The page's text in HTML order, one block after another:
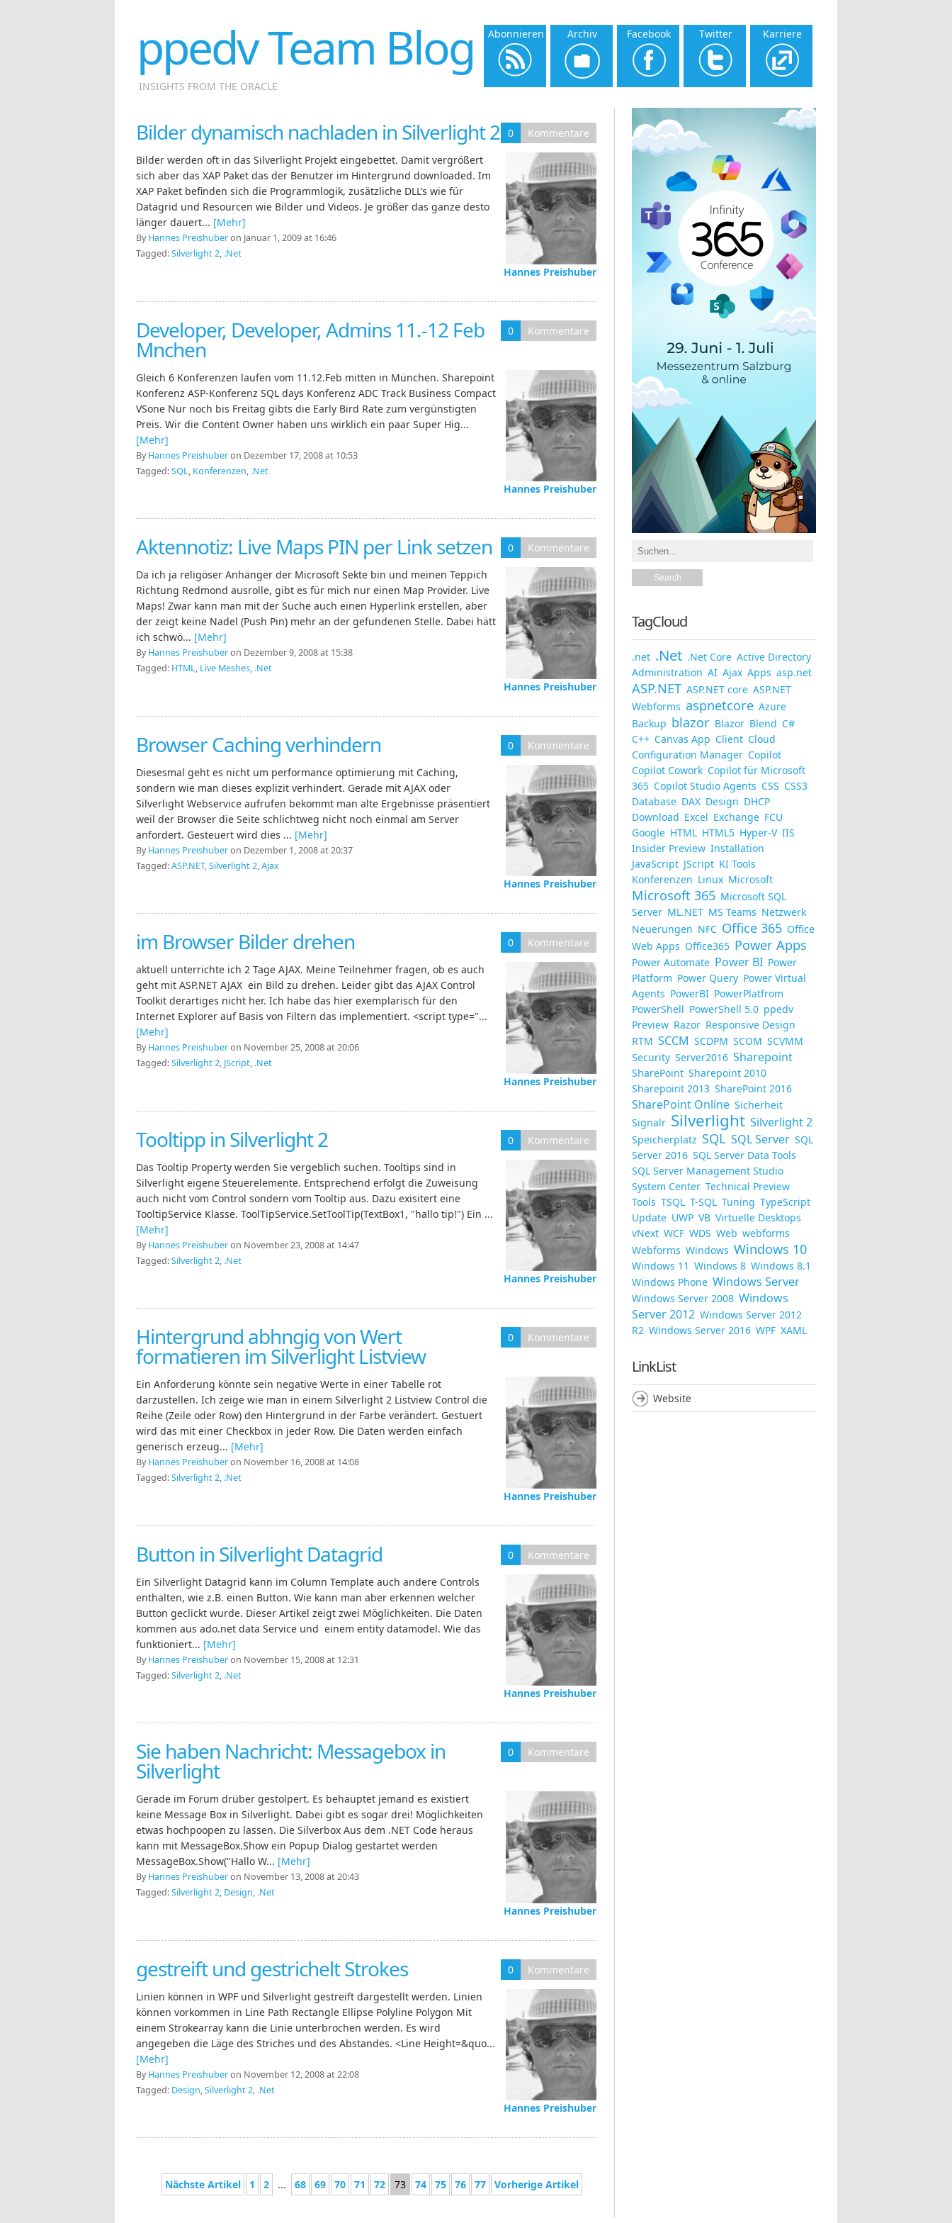
ppedv Team Blog
INSIGHTS FROM THE ORACLE
Abonnieren Archiv Facebook Twitter Karriere
Bilder dynamisch nachladen in Silverlight 2 0 Kommentare
Hannes Preishuber
Bilder werden oft in das Silverlight Projekt eingebettet. Damit vergrößert
sich aber das XAP Paket das der Benutzer im Hintergrund downloaded. Im
XAP Paket befinden sich die Programmlogik, zusätzliche DLL’s wie für
Datagrid und Resourcen wie Bilder und Videos. Je größer das ganze desto
länger dauert... [Mehr]
ByHannes Preishuberon Januar 1, 2009 at 16:46
Tagged:Silverlight 2, .Net
Developer, Developer, Admins 11.-12 Feb
Mnchen
0 Kommentare
Hannes Preishuber
Gleich 6 Konferenzen laufen vom 11.12.Feb mitten in München. Sharepoint
Konferenz ASP-Konferenz SQL days Konferenz ADC Track Business Compact
VSone Nur noch bis Freitag gibts die Early Bird Rate zum vergünstigten
Preis. Wir die Content Owner haben uns wirklich ein paar Super Hig...
[Mehr]
ByHannes Preishuberon Dezember 17, 2008 at 10:53
Tagged:SQL, Konferenzen, .Net
Aktennotiz: Live Maps PIN per Link setzen 0 Kommentare
Hannes Preishuber
Da ich ja religöser Anhänger der Microsoft Sekte bin und meinen Teppich
Richtung Redmond ausrolle, gibt es für mich nur einen Map Provider. Live
Maps! Zwar kann man mit der Suche auch einen Hyperlink erstellen, aber
der zeigt keine Nadel (Push Pin) mehr an der gefundenen Stelle. Dabei hätt
ich schwö... [Mehr]
ByHannes Preishuberon Dezember 9, 2008 at 15:38
Tagged: HTML, Live Meshes, .Net
Browser Caching verhindern 0 Kommentare
Hannes Preishuber
Diesesmal geht es nicht um performance optimierung mit Caching,
sondern wie man dieses explizit verhindert. Gerade mit AJAX oder
Silverlight Webservice aufrufen bekommt man alte Ergebnisse präsentiert
weil der Browser die Seite schlichtweg nicht noch einmal am Server
anfordert. Gesteuert wird dies ... [Mehr]
ByHannes Preishuberon Dezember 1, 2008 at 20:37
Tagged:ASP.NET,Silverlight 2,Ajax
im Browser Bilder drehen 0 Kommentare
Hannes Preishuber
aktuell unterrichte ich 2 Tage AJAX. Meine Teilnehmer fragen, ob es auch
geht mit ASP.NET AJAX ein Bild zu drehen. Leider gibt das AJAX Control
Toolkit derartiges nicht her. Ich habe das hier exemplarisch für den
Internet Explorer auf Basis von Filtern das implementiert. <script type="...
[Mehr]
ByHannes Preishuberon November 25, 2008 at 20:06
Tagged:Silverlight 2, JScript, .Net
Tooltipp in Silverlight 2 0 Kommentare
Hannes Preishuber
Das Tooltip Property werden Sie vergeblich suchen. Tooltips sind in
Silverlight eigene Steuerelemente. Entsprechend erfolgt die Zuweisung
auch nicht vom Control sondern vom Tooltip aus. Dazu exisitert eine
TooltipService Klasse. ToolTipService.SetToolTip(TextBox1, "hallo tip!") Ein ...
[Mehr]
ByHannes Preishuberon November 23, 2008 at 14:47
Tagged:Silverlight 2, .Net
Hintergrund abhngig von Wert
formatieren im Silverlight Listview
0 Kommentare
Hannes Preishuber
Ein Anforderung könnte sein negative Werte in einer Tabelle rot
darzustellen. Ich zeige wie man in einem Silverlight 2 Listview Control die
Reihe (Zeile oder Row) den Hintergrund in der Farbe verändert. Gestuert
wird das mit einer Checkbox in jeder Row. Die Daten werden einfach
generisch erzeug... [Mehr]
ByHannes Preishuberon November 16, 2008 at 14:08
Tagged:Silverlight 2, .Net
Button in Silverlight Datagrid 0 Kommentare
Hannes Preishuber
Ein Silverlight Datagrid kann im Column Template auch andere Controls
enthalten, wie z.B. einen Button. Wie kann man aber erkennen welcher
Button geclickt wurde. Dieser Artikel zeigt zwei Möglichkeiten. Die Daten
kommen aus ado.net data Service und einem entity datamodel. Wie das
funktioniert... [Mehr]
ByHannes Preishuberon November 15, 2008 at 12:31
Tagged:Silverlight 2, .Net
Sie haben Nachricht: Messagebox in
Silverlight
0 Kommentare
Hannes Preishuber
Gerade im Forum drüber gestolpert. Es behauptet jemand es existiert
keine Message Box in Silverlight. Dabei gibt es sogar drei! Möglichkeiten
etwas hochpoopen zu lassen. Die Silverbox Aus dem .NET Code heraus
kann mit MessageBox.Show ein Popup Dialog gestartet werden
MessageBox.Show("Hallo W... [Mehr]
ByHannes Preishuberon November 13, 2008 at 20:43
Tagged:Silverlight 2, Design, .Net
gestreift und gestrichelt Strokes 0 Kommentare
Hannes Preishuber
Linien können in WPF und Silverlight gestreift dargestellt werden. Linien
können vorkommen in Line Path Rectangle Ellipse Polyline Polygon Mit
einem Strokearray kann die Linie unterbrochen werden. Es wird
angegeben die Läge des Striches und des Abstandes. <Line Height=&quo...
[Mehr]
ByHannes Preishuberon November 12, 2008 at 22:08
Tagged: Design,Silverlight 2, .Net
Nächste Artikel 1 2 ... 68 69 70 71 72 73 74 75 76 77 Vorherige Artikel
TagCloud
.net .Net .Net Core Active Directory
Administration AI Ajax Apps asp.net
ASP.NET ASP.NET core ASP.NET
Webforms aspnetcore Azure
Backup blazor Blazor Blend C#
C++ Canvas App Client Cloud
Configuration Manager Copilot
Copilot Cowork Copilot für Microsoft
365 Copilot Studio Agents CSS CSS3
Database DAX Design DHCP
Download Excel Exchange FCU
Google HTML HTML5 Hyper-V IIS
Insider Preview Installation
JavaScript JScript KI Tools
Konferenzen Linux Microsoft
Microsoft 365 Microsoft SQL
Server ML.NET MS Teams Netzwerk
Neuerungen NFC Office 365 Office
Web Apps Office365 Power Apps
Power Automate Power BI Power
Platform Power Query Power Virtual
Agents PowerBI PowerPlatfrom
PowerShell PowerShell 5.0 ppedv
Preview Razor Responsive Design
RTM SCCM SCDPM SCOM SCVMM
Security Server2016 Sharepoint
SharePoint Sharepoint 2010
Sharepoint 2013 SharePoint 2016
SharePoint Online Sicherheit
Signalr Silverlight Silverlight 2
Speicherplatz SQL SQL Server SQL
Server 2016 SQL Server Data Tools
SQL Server Management Studio
System Center Technical Preview
Tools TSQL T-SQL Tuning TypeScript
Update UWP VB Virtuelle Desktops
vNext WCF WDS Web webforms
Webforms Windows Windows 10
Windows 11 Windows 8 Windows 8.1
Windows Phone Windows Server
Windows Server 2008 Windows
Server 2012 Windows Server 2012
R2 Windows Server 2016 WPF XAML
LinkList
Website